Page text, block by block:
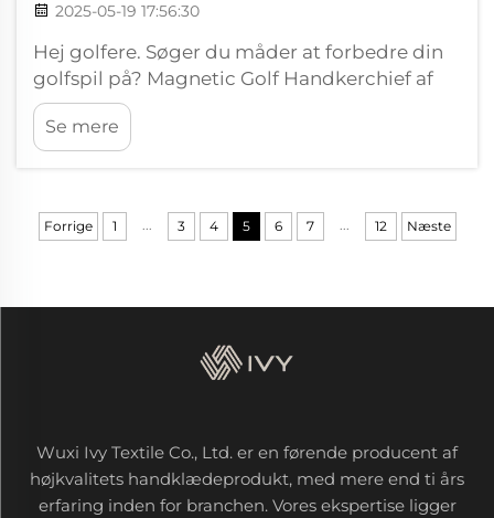
2025-05-19 17:56:30
Hej golfere. Søger du måder at forbedre din
golfspil på? Magnetic Golf Handkerchief af
Wxivytextile Måske tænker du på
handklæder, men dette handkær ikke ligner
nogen andet handkær, fordi dette handkær
der kan være sjove på golfbanen...
Se mere
Forrige 1 ... 3 4 5 6 7 ... 12 Næste
Wuxi Ivy Textile Co., Ltd. er en førende producent af
højkvalitets handklædeprodukt, med mere end ti års
erfaring inden for branchen. Vores ekspertise ligger